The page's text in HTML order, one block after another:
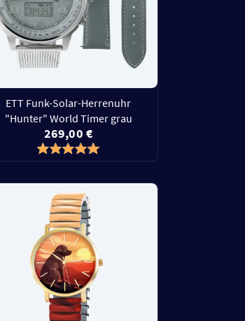
ETT Funk-Solar-Herrenuhr
"Hunter" World Timer grau
269,00 €